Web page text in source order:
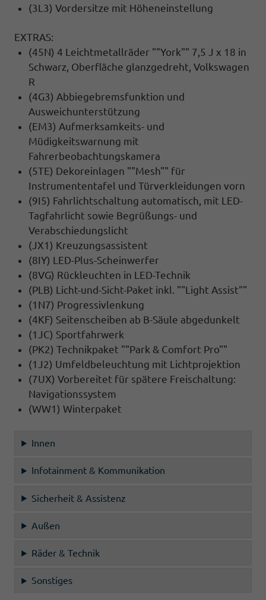
(3L3) Vordersitze mit Höheneinstellung
EXTRAS:
(45N) 4 Leichtmetallräder ""York"" 7,5 J x 18 in
Schwarz, Oberfläche glanzgedreht, Volkswagen
R
(4G3) Abbiegebremsfunktion und
Ausweichunterstützung
(EM3) Aufmerksamkeits- und
Müdigkeitswarnung mit
Fahrerbeobachtungskamera
(5TE) Dekoreinlagen ""Mesh"" für
Instrumententafel und Türverkleidungen vorn
(9I5) Fahrlichtschaltung automatisch, mit LED-
Tagfahrlicht sowie Begrüßungs- und
Verabschiedungslicht
(JX1) Kreuzungsassistent
(8IY) LED-Plus-Scheinwerfer
(8VG) Rückleuchten in LED-Technik
(PLB) Licht-und-Sicht-Paket inkl. ""Light Assist""
(1N7) Progressivlenkung
(4KF) Seitenscheiben ab B-Säule abgedunkelt
(1JC) Sportfahrwerk
(PK2) Technikpaket ""Park & Comfort Pro""
(1J2) Umfeldbeleuchtung mit Lichtprojektion
(7UX) Vorbereitet für spätere Freischaltung:
Navigationssystem
(WW1) Winterpaket
Innen
Infotainment & Kommunikation
Sicherheit & Assistenz
Außen
Räder & Technik
Sonstiges